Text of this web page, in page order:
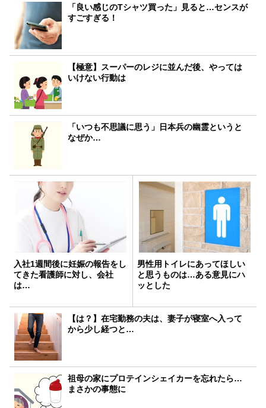
「良い感じのTシャツ買った」見ると…センスが
すごすぎる！
【極意】スーパーのレジに並んだ後、やっては
いけない行動は
「いつも不思議に思う」日本兵の幽霊というと
なぜか…
入社1週間後に妊娠の報告をし
てきた看護師に対し、会社
は…
男性用トイレにあってほしい
と思うものは…ある意見にハ
ッとした
【は？】在宅勤務の夫は、妻子が寝室へ入って
から少し経つと…
祖母の家にプロテインシェイカーを忘れたら…
まさかの事態に